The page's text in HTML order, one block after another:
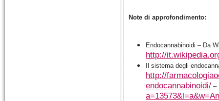
Note di approfondimento:
Endocannabinoidi – Da
http://
Il sistema degli
http://
endocannabinoidi/ –